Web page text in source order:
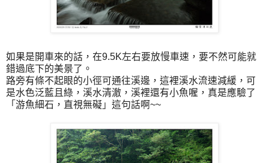
如果是開車來的話，在9.5K左右要放慢車速，要不然可能就
錯過底下的美景了。
路旁有條不起眼的小徑可通往溪邊，這裡溪水流速減緩，可
是水色泛藍且綠，溪水清澈，溪裡還有小魚喔，真是應驗了
「 游魚細石，直視無礙 」 這句話啊~~